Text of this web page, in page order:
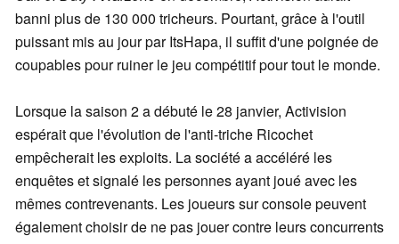
banni plus de 130 000 tricheurs. Pourtant, grâce à l'outil
puissant mis au jour par ItsHapa, il suffit d'une poignée de
coupables pour ruiner le jeu compétitif pour tout le monde.
Lorsque la saison 2 a débuté le 28 janvier, Activision
espérait que l'évolution de l'anti-triche Ricochet
empêcherait les exploits. La société a accéléré les
enquêtes et signalé les personnes ayant joué avec les
mêmes contrevenants. Les joueurs sur console peuvent
également choisir de ne pas jouer contre leurs concurrents